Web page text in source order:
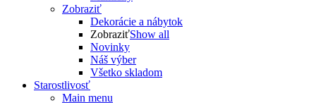
Zobraziť
Dekorácie a nábytok
ZobraziťShow all
Novinky
Náš výber
Všetko skladom
Starostlivosť
Main menu